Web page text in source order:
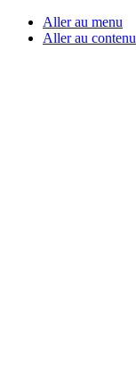
Aller au menu
Aller au contenu